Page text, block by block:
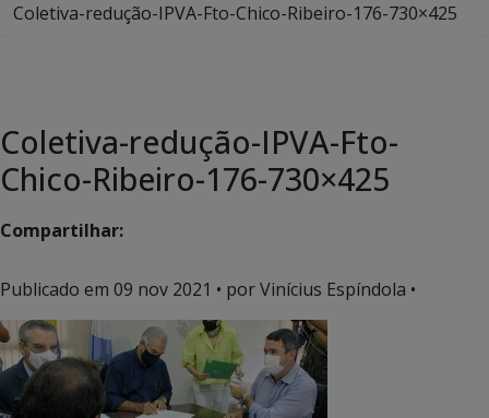
Coletiva-redução-IPVA-Fto-Chico-Ribeiro-176-730×425
Coletiva-redução-IPVA-Fto-
Chico-Ribeiro-176-730×425
Compartilhar:
Publicado em 09 nov 2021 • por Vinícius Espíndola •